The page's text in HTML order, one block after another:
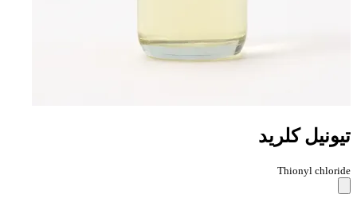
تیونیل کلرید
Thionyl chloride